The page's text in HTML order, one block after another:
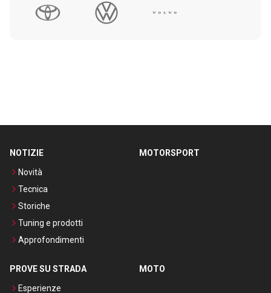
NOTIZIE
Novità
Tecnica
Storiche
Tuning e prodotti
Approfondimenti
MOTORSPORT
PROVE SU STRADA
Esperienze
MOTO